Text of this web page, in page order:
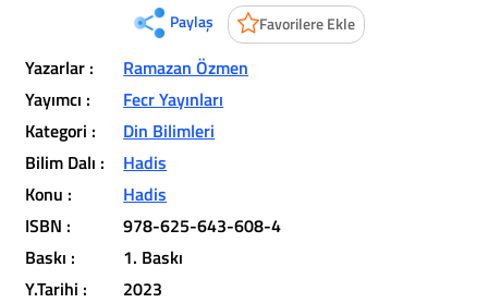
Paylaş Favorilere Ekle
Yazarlar :
Ramazan Özmen
Yayımcı :
Fecr Yayınları
Kategori :
Din Bilimleri
Bilim Dalı :
Hadis
Konu :
Hadis
ISBN :
978-625-643-608-4
Baskı :
1. Baskı
Y.Tarihi :
2023